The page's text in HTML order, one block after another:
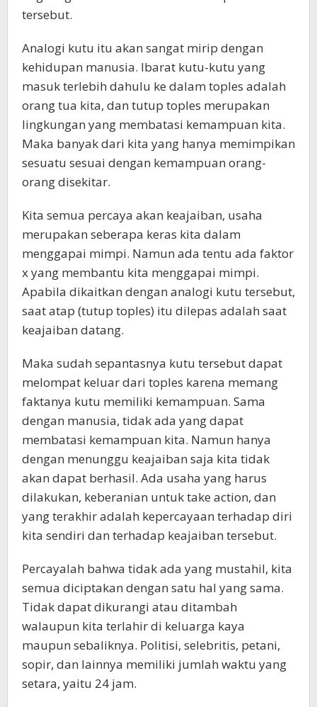
tersebut.
Analogi kutu itu akan sangat mirip dengan
kehidupan manusia. Ibarat kutu-kutu yang
masuk terlebih dahulu ke dalam toples adalah
orang tua kita, dan tutup toples merupakan
lingkungan yang membatasi kemampuan kita.
Maka banyak dari kita yang hanya memimpikan
sesuatu sesuai dengan kemampuan orang-
orang disekitar.
Kita semua percaya akan keajaiban, usaha
merupakan seberapa keras kita dalam
menggapai mimpi. Namun ada tentu ada faktor
x yang membantu kita menggapai mimpi.
Apabila dikaitkan dengan analogi kutu tersebut,
saat atap (tutup toples) itu dilepas adalah saat
keajaiban datang.
Maka sudah sepantasnya kutu tersebut dapat
melompat keluar dari toples karena memang
faktanya kutu memiliki kemampuan. Sama
dengan manusia, tidak ada yang dapat
membatasi kemampuan kita. Namun hanya
dengan menunggu keajaiban saja kita tidak
akan dapat berhasil. Ada usaha yang harus
dilakukan, keberanian untuk take action, dan
yang terakhir adalah kepercayaan terhadap diri
kita sendiri dan terhadap keajaiban tersebut.
Percayalah bahwa tidak ada yang mustahil, kita
semua diciptakan dengan satu hal yang sama.
Tidak dapat dikurangi atau ditambah
walaupun kita terlahir di keluarga kaya
maupun sebaliknya. Politisi, selebritis, petani,
sopir, dan lainnya memiliki jumlah waktu yang
setara, yaitu 24 jam.